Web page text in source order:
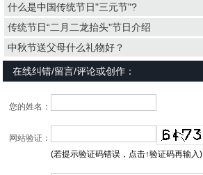
什么是中国传统节日"三元节"?
传统节日“二月二龙抬头"节日介绍
中秋节送父母什么礼物好？
在线纠错/留言/评论或创作：
您的姓名：
网站验证：
(若提示验证码错误，点击↑验证码再输入)